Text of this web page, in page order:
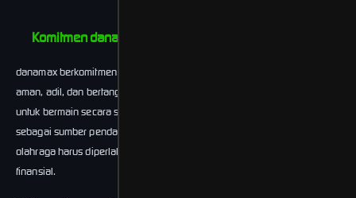
Komitmen danamax terhadap Responsible Gambling
danamax berkomitmen untuk menyediakan lingkungan permainan yang
aman, adil, dan bertanggung jawab. Kami mendorong seluruh pengguna
untuk bermain secara sadar dan tidak menjadikan aktivitas taruhan
sebagai sumber pendapatan utama. Permainan slot online dan taruhan
olahraga harus diperlakukan sebagai bentuk hiburan, bukan kewajiban
finansial.